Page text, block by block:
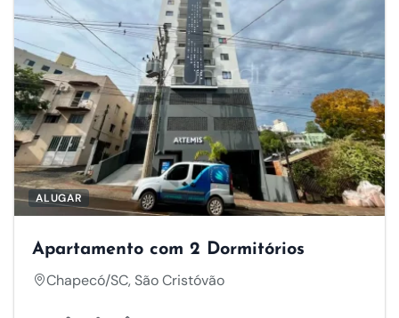
ALUGAR
Apartamento com 2 Dormitórios
Chapecó/SC, São Cristóvão